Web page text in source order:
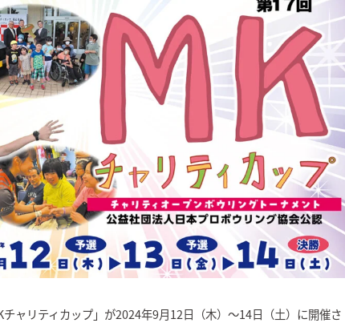
ャリティカップ」が2024年9月12日（木）～14日（土）に開催さ